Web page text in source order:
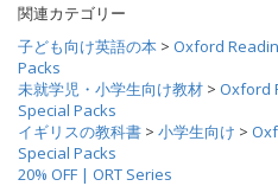
関連カテゴリー
子ども向け英語の本 > Oxford
Packs
未就学児・小学生向け教材 > Oxford
Special Packs
イギリスの教科書 > 小学生向け >
Special Packs
20% OFF | ORT Series